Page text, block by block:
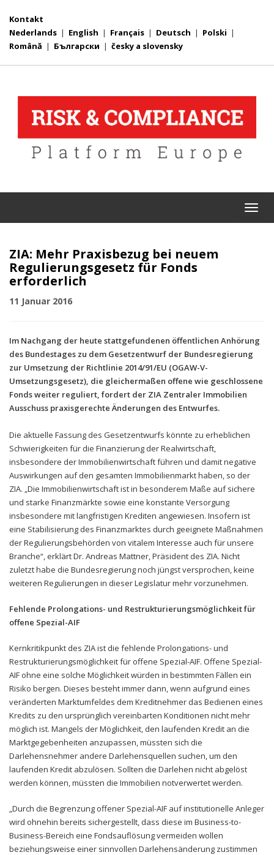
Kontakt
Nederlands | English | Français | Deutsch | Polski |
Română | Български | česky a slovensky
ZIA: Mehr Praxisbezug bei neuem
Regulierungsgesetz für Fonds
erforderlich
11 Januar 2016
Im Nachgang der heute stattgefundenen öffentlichen Anhörung
des Bundestages zu dem Gesetzentwurf der Bundesregierung
zur Umsetzung der Richtlinie 2014/91/EU (OGAW-V-
Umsetzungsgesetz), die gleichermaßen offene wie geschlossene
Fonds weiter reguliert, fordert der ZIA Zentraler Immobilien
Ausschuss praxisgerechte Änderungen des Entwurfes.
Die aktuelle Fassung des Gesetzentwurfs könnte zu erheblichen
Schwierigkeiten für die Finanzierung der Realwirtschaft,
insbesondere der Immobilienwirtschaft führen und damit negative
Auswirkungen auf den gesamten Immobilienmarkt haben, so der
ZIA. „Die Immobilienwirtschaft ist in besonderem Maße auf sichere
und starke Finanzmärkte sowie eine konstante Versorgung
insbesondere mit langfristigen Krediten angewiesen. Insofern ist
eine Stabilisierung des Finanzmarktes durch geeignete Maßnahmen
der Regulierungsbehörden von vitalem Interesse auch für unsere
Branche“, erklärt Dr. Andreas Mattner, Präsident des ZIA. Nicht
zuletzt habe die Bundesregierung noch jüngst versprochen, keine
weiteren Regulierungen in dieser Legislatur mehr vorzunehmen.
Fehlende Prolongations- und Restrukturierungsmöglichkeit für
offene Spezial-AIF
Kernkritikpunkt des ZIA ist die fehlende Prolongations- und
Restrukturierungsmöglichkeit für offene Spezial-AIF. Offene Spezial-
AIF ohne eine solche Möglichkeit würden in bestimmten Fällen ein
Risiko bergen. Dieses besteht immer dann, wenn aufgrund eines
veränderten Marktumfeldes dem Kreditnehmer das Bedienen eines
Kredits zu den ursprünglich vereinbarten Konditionen nicht mehr
möglich ist. Mangels der Möglichkeit, den laufenden Kredit an die
Marktgegebenheiten anzupassen, müssten sich die
Darlehensnehmer andere Darlehensquellen suchen, um den
laufenden Kredit abzulösen. Sollten die Darlehen nicht abgelöst
werden können, müssten die Immobilien notverwertet werden.
„Durch die Begrenzung offener Spezial-AIF auf institutionelle Anleger
wird ohnehin bereits sichergestellt, dass diese im Business-to-
Business-Bereich eine Fondsauflösung vermeiden wollen
beziehungsweise einer sinnvollen Darlehensänderung zustimmen